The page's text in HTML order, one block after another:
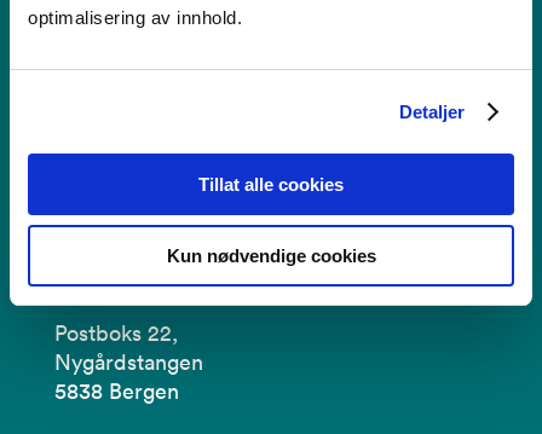
optimalisering av innhold.
Detaljer
Tillat alle cookies
Kun nødvendige cookies
Bruk av informasjonskapsler
Faktura
Postboks 22,
Nygårdstangen
5838 Bergen